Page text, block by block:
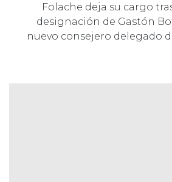
Folache deja su cargo
designación de Gastón
nuevo consejero delegado